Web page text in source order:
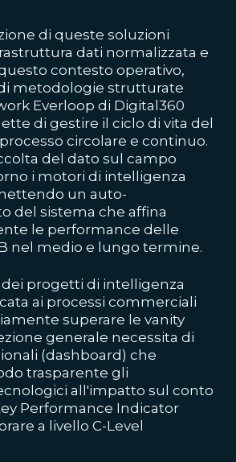
di queste soluzioni
dati normalizzata e
contesto operativo,
metodologie strutturate
Everloop di Digital360
di gestire il ciclo di vita del
circolare e continuo.
del dato sul campo
i motori di intelligenza
un auto-
del sistema che affina
le performance delle
nel medio e lungo termine.
dei progetti di intelligenza
ai processi commerciali
superare le vanity
generale necessita di
(dashboard) che
trasparente gli
all'impatto sul conto
Performance Indicator
a livello C-Level